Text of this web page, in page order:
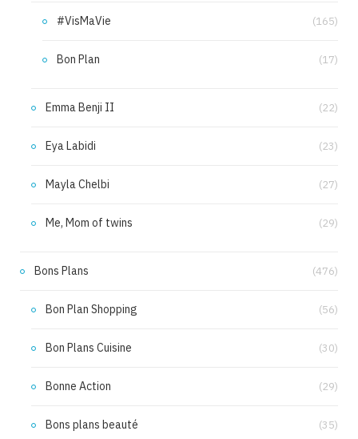
#VisMaVie (165)
Bon Plan (17)
Emma Benji II (22)
Eya Labidi (23)
Mayla Chelbi (27)
Me, Mom of twins (29)
Bons Plans (476)
Bon Plan Shopping (56)
Bon Plans Cuisine (30)
Bonne Action (29)
Bons plans beauté (35)